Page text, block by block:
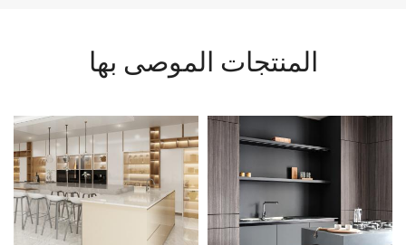
المنتجات الموصى بها